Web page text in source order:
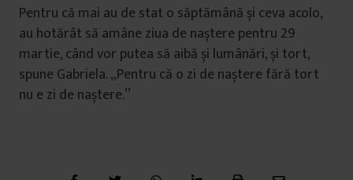
Pentru că mai au de stat o săptămână și ceva acolo,
au hotărât să amâne ziua de naștere pentru 29
martie, când vor putea să aibă și lumânări, și tort,
spune Gabriela. „Pentru că o zi de naștere fără tort
nu e zi de naștere.”